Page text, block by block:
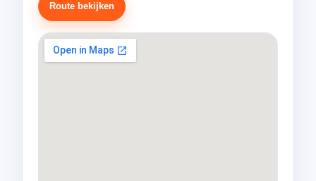
Route bekijken